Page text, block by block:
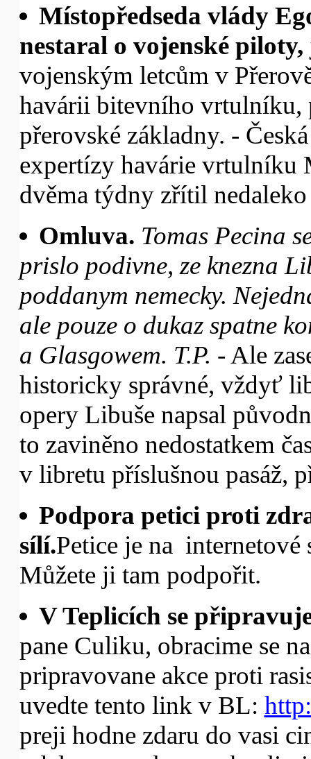
Místopředseda vlády
nestaral o vojenské
vojenským letcům v
havárii bitevního
přerovské základny. -
expertízy havárie vrtulníku
dvěma týdny zřítil
Omluva. Tomas Pecina
prislo podivne, ze knezna
poddanym nemecky.
ale pouze o dukaz spatne
a Glasgowem. T.P. - Ale
historicky správné, vždyť
opery Libuše napsal
to zaviněno nedostatkem
v libretu příslušnou pasáž,
Podpora petici proti
sílí.Petice je na internetové
Můžete ji tam podpořit.
V Teplicích se
pane Culiku, obracime se
pripravovane akce proti
uvedte tento link v BL:
preji hodne zdaru do vasi